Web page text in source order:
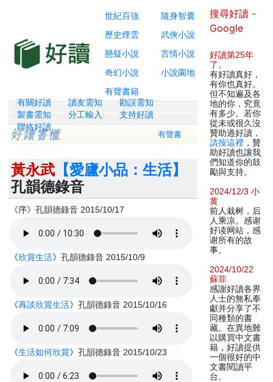
世紀百強
隨身智囊
歷史煙雲
武俠小說
懸疑小說
言情小說
奇幻小說
小說園地
有聲書籍
有關好讀 讀友需知
勘誤需知
製書需知
分工輸入
支持好讀
聯絡好讀
有聲書
黃永武 【愛廬小品：生活】
孔韻德錄音
《序》孔韻德錄音 2015/10/17
《欣賞生活》孔韻德錄音 2015/10/9
《再談欣賞生活》孔韻德錄音 2015/10/16
《生活如何欣賞》孔韻德錄音 2015/10/23
搜尋好讀 -
Google
好讀第25年
了 。
有好讀真好，
有你也真好。
但不知遍及各
地的你，究竟
有多少。若你
從未或很久沒
贊助過好讀，
請按這裡 ，贊
助好讀也讓我
們知道你的鼓
勵與支持。
2024/12/3 小
黄
前人栽树，后
人乘凉。感谢
好读网站，感
谢所有的故
事。
2024/10/22
蘇菲
感謝好讀各界
人士的無私奉
獻并分享了不
同種類的書
藏。在異地難
以購買中文書
籍，好讀提供
一個很好的中
文書閱讀平
台。